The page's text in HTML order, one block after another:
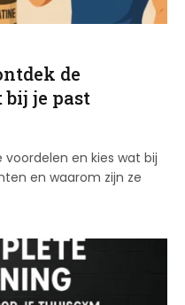
de
bij je past
en kies wat bij
en waarom zijn ze